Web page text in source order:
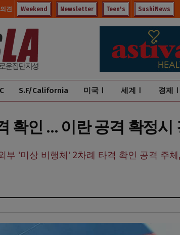
견 Weekend Newsletter Teen's SushiNews
S.F/California 미국Ⅰ 세계Ⅰ 경제Ⅰ
확인 … 이란 공격 확정
부 '미상 비행체' 2차례 타격 확인 공격 주